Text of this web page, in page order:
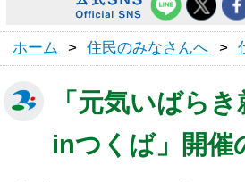
ホーム > 住民のみなさんへ >
「元気いばら
inつくば」開催